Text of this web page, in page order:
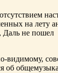
на лету
Даль не пошел
видимому,
об